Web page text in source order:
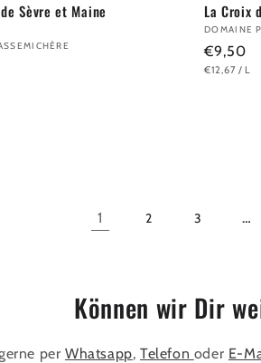
Sèvre et Maine
La Croix
Anbieter:
DOMAINE
Normaler
Preis
€9,50
€12,67 / L
1 2 3 …
Können wir Dir
per Whatsapp, Telefon oder E-